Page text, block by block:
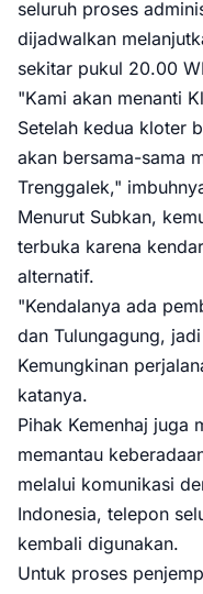
seluruh proses
dijadwalkan
sekitar pukul 20.00
"Kami akan menanti
Setelah kedua kloter
akan bersama-sama
Trenggalek,"
Menurut Subkan,
terbuka karena
alternatif.
"Kendalanya ada
dan Tulungagung,
Kemungkinan
katanya.
Pihak Kemenhaj juga
memantau
melalui komunikasi
Indonesia, telepon
kembali digunakan.
Untuk proses